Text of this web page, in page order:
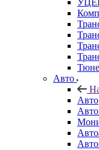
Авто
Авто